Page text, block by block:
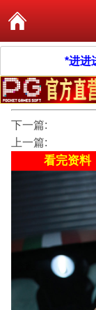
*进
下一篇:
上一篇:
看完资料